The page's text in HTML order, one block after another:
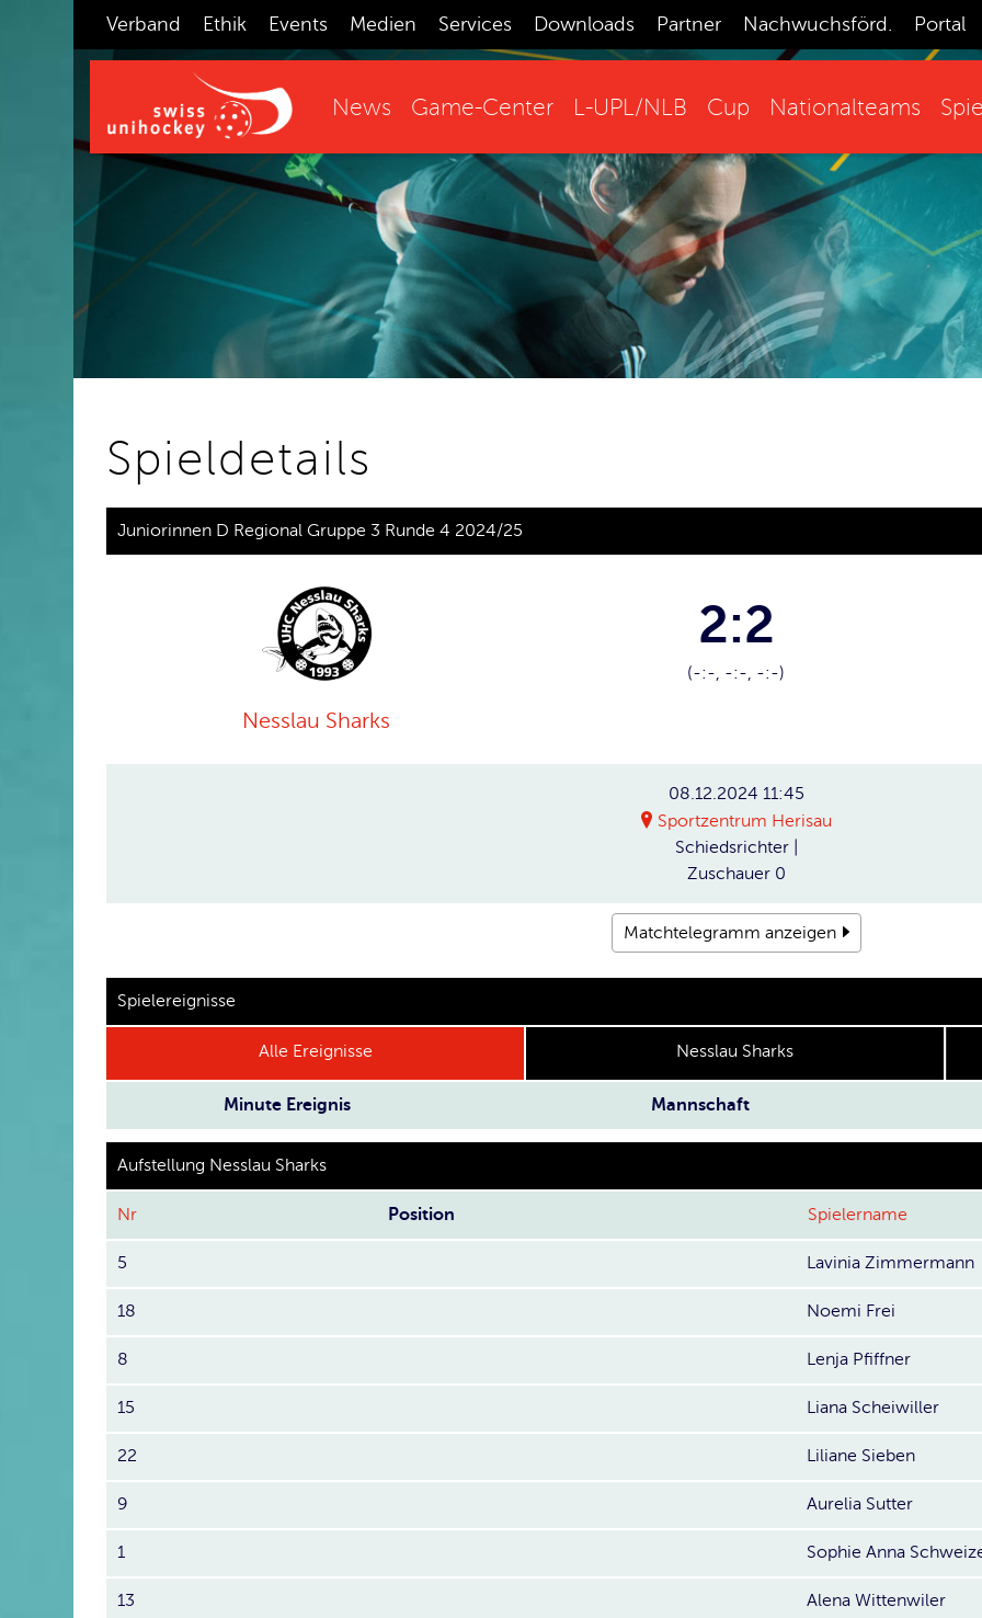
Verband Ethik Events Medien Services Downloads Partner Nachwuchsförd. Portal
News Game-Center L-UPL/NLB Cup Nationalteams
Spieldetails
Juniorinnen D Regional Gruppe 3 Runde 4 2024/25
Nesslau Sharks
2:2
(-:-, -:-, -:-)
08.12.2024 11:45
Sportzentrum Herisau
Schiedsrichter
Zuschauer 0
Matchtelegramm anzeigen
Spielereignisse
Alle Ereignisse Nesslau Sharks
Minute Ereignis Mannschaft
Aufstellung Nesslau Sharks
Nr Position Spielername
5 Lavinia Zimmermann
18 Noemi Frei
8 Lenja Pfiffner
15 Liana Scheiwiller
22 Liliane Sieben
9 Aurelia Sutter
1 Sophie Anna
13 Alena Wittenwiler